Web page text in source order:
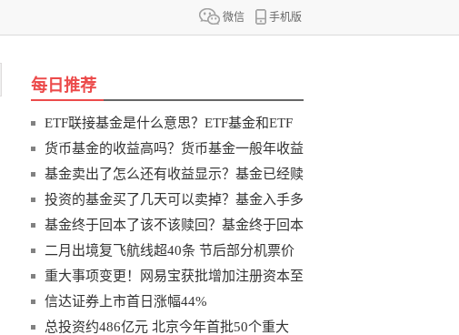
微信 手机版
每日推荐
ETF联接基金是什么意思？ETF基金和ETF
联
货币基金的收益高吗？货币基金一般年收益
基金卖出了怎么还有收益显示？基金已经赎
投资的基金买了几天可以卖掉？基金入手多
基金终于回本了该不该赎回？基金终于回本
二月出境复飞航线超40条 节后部分机票价
重大事项变更！网易宝获批增加注册资本至
信达证券上市首日涨幅44%
总投资约486亿元 北京今年首批50个重大